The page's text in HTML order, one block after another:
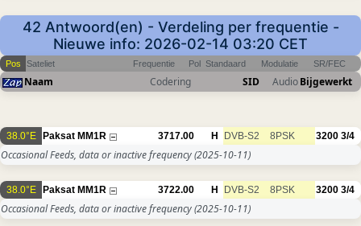
42 Antwoord(en) - Verdeling per frequentie -
Nieuwe info: 2026-02-14 03:20 CET
Pos Sateliet Frequentie Pol Standaard Modulatie SR/FEC
Naam Codering SID AudioBijgewerkt
38.0°E Paksat MM1R 3717.00 H DVB-S2 8PSK 3200 3/4
Occasional Feeds, data or inactive frequency(2025-10-11)
38.0°E Paksat MM1R 3722.00 H DVB-S2 8PSK 3200 3/4
Occasional Feeds, data or inactive frequency(2025-10-11)